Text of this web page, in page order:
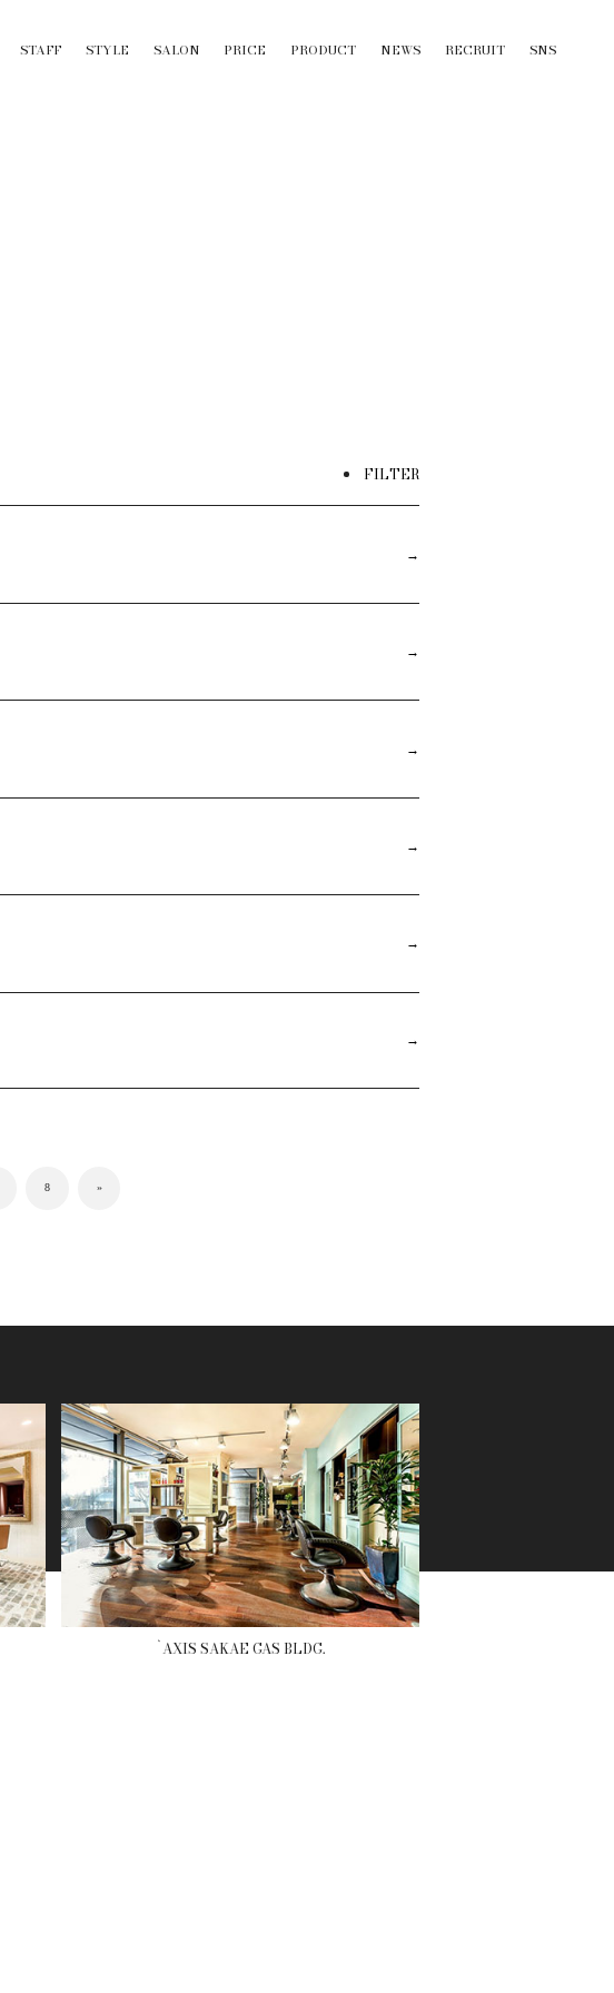
STAFF STYLE SALON PRICE PRODUCT NEWS RECRUIT SNS
FILTER
8 »
`AXIS SAKAE GAS BLDG.